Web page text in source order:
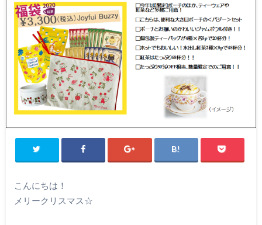
こんにちは！
メリークリスマス☆